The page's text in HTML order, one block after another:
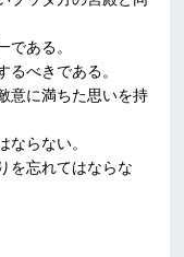
ある。
べきである。
意に満ちた思いを持
らない。
を忘れてはならな